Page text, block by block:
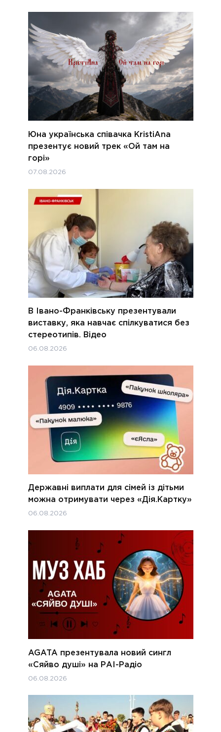
Юна українська співачка KristiAna
презентує новий трек «Ой там на
горі»
07.08.2026
В Івано-Франківську презентували
виставку, яка навчає спілкуватися без
стереотипів. Відео
06.08.2026
Державні виплати для сімей із дітьми
можна отримувати через «Дія.Картку»
06.08.2026
AGATA презентувала новий сингл
«Сяйво душі» на РАІ-Радіо
06.08.2026